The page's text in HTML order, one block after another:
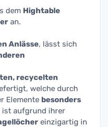
dem Hightable
an.
Anlässe, lässt sich
recycelten
welche durch
Elemente besonders
ist aufgrund ihrer
einzigartig in